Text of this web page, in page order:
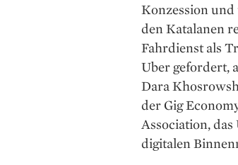
Konzession und
den Katalanen
Fahrdienst als
Uber gefordert,
Dara
der Gig
Association,
digitalen